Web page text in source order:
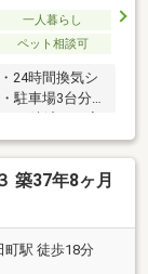
一人暮らし
ペット相談可
24時間換気シ
駐車場3台分
築37年8ヶ月
町駅 徒歩18分